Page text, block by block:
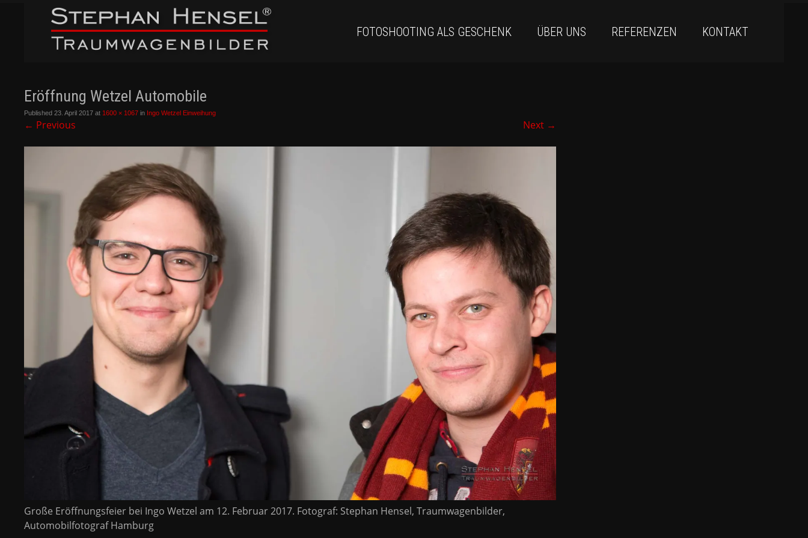
FOTOSHOOTING ALS GESCHENK ÜBER UNS REFERENZEN KONTAKT
Eröffnung Wetzel Automobile
Published23. April 2017 at 1600 × 1067 in Ingo Wetzel Einweihung
← Previous Next →
Große Eröffnungsfeier bei Ingo Wetzel am 12. Februar 2017. Fotograf: Stephan Hensel, Traumwagenbilder,
Automobilfotograf Hamburg